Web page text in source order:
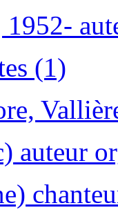
(1)
auteur